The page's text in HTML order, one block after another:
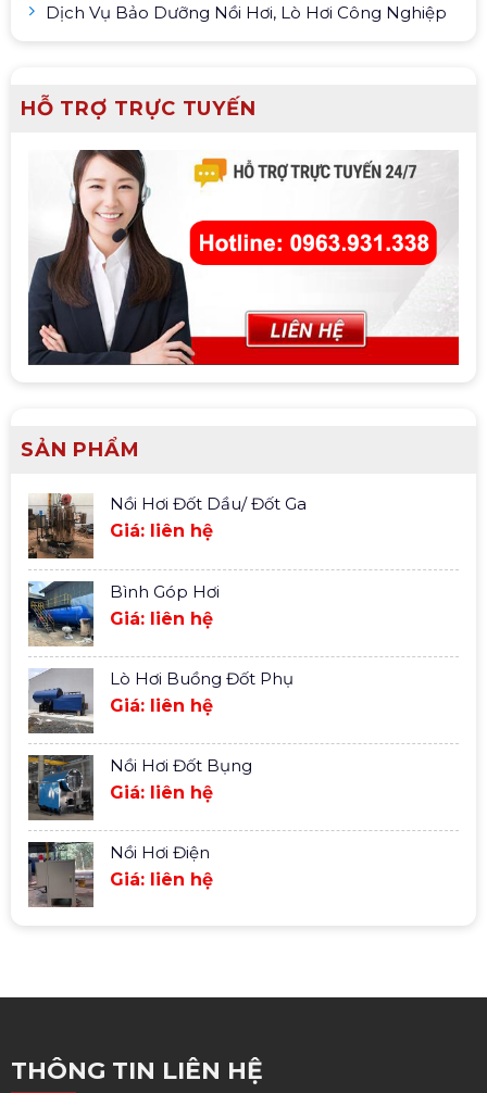
Dịch Vụ Bảo Dưỡng Nồi Hơi, Lò Hơi Công Nghiệp
HỖ TRỢ TRỰC TUYẾN
SẢN PHẨM
Nồi Hơi Đốt Dầu/ Đốt Ga
Giá: liên hệ
Bình Góp Hơi
Giá: liên hệ
Lò Hơi Buồng Đốt Phụ
Giá: liên hệ
Nồi Hơi Đốt Bụng
Giá: liên hệ
Nồi Hơi Điện
Giá: liên hệ
THÔNG TIN LIÊN HỆ